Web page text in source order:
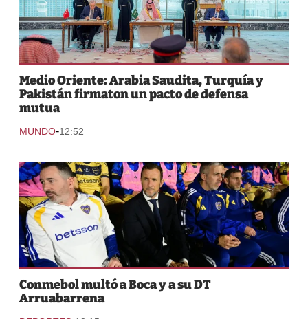
Medio Oriente: Arabia Saudita, Turquía y
Pakistán firmaton un pacto de defensa
mutua
MUNDO-12:52
Conmebol multó a Boca y a su DT
Arruabarrena